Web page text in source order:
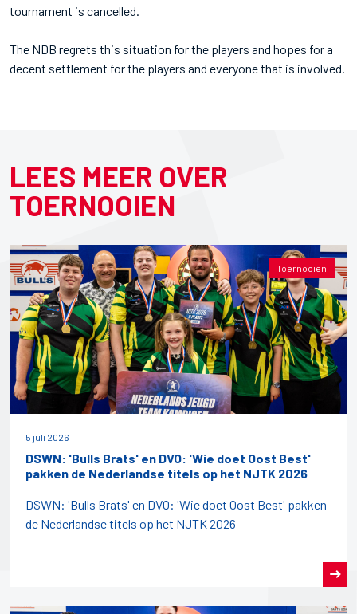
tournament is cancelled.
The NDB regrets this situation for the players and hopes for a
decent settlement for the players and everyone that is involved.
LEES MEER OVER
TOERNOOIEN
Toernooien
5 juli 2026
DSWN: 'Bulls Brats' en DVO: 'Wie doet Oost Best'
pakken de Nederlandse titels op het NJTK 2026
DSWN: 'Bulls Brats' en DVO: 'Wie doet Oost Best' pakken
de Nederlandse titels op het NJTK 2026